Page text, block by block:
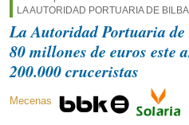
LA AUTORIDAD PORTUARIA DE
La Autoridad Portuaria
80 millones de euros este
200.000 cruceristas
Mecenas